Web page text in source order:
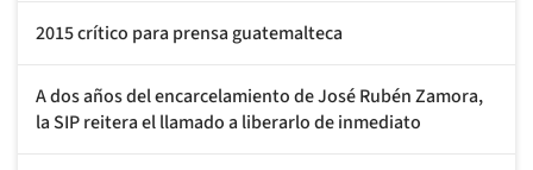
2015 crítico para prensa guatemalteca
A dos años del encarcelamiento de José Rubén Zamora,
la SIP reitera el llamado a liberarlo de inmediato